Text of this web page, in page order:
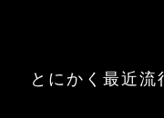
とにかく最近流